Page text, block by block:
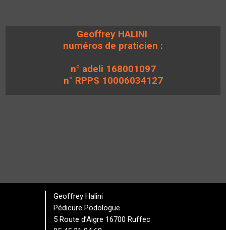
Geoffrey HALINI
numéros de praticien :
n° adeli 168001097
n° RPPS 10006034127
Geoffrey Halini
Pédicure Podologue
5 Route d’Aigre 16700 Ruffec